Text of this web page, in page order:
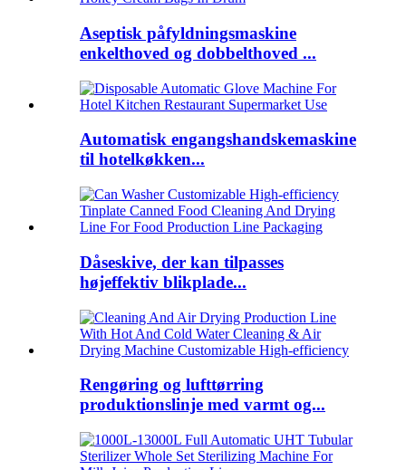
Aseptisk påfyldningsmaskine
enkelthoved og dobbelthoved ...
Automatisk engangshandskemaskine
til hotelkøkken...
Dåseskive, der kan tilpasses
højeffektiv blikplade...
Rengøring og lufttørring
produktionslinje med varmt og...